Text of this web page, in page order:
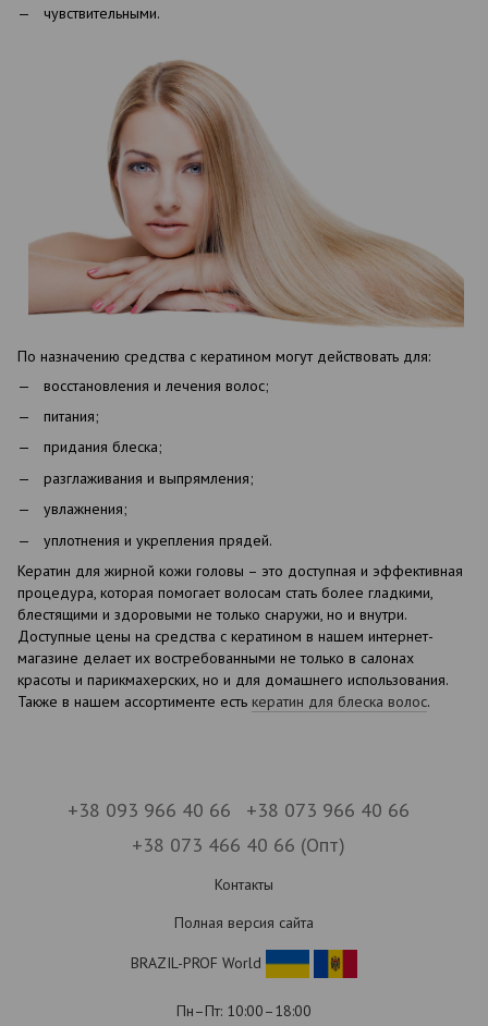
чувствительными.
По назначению средства с кератином могут действовать для:
восстановления и лечения волос;
питания;
придания блеска;
разглаживания и выпрямления;
увлажнения;
уплотнения и укрепления прядей.
Кератин для жирной кожи головы – это доступная и эффективная
процедура, которая помогает волосам стать более гладкими,
блестящими и здоровыми не только снаружи, но и внутри.
Доступные цены на средства с кератином в нашем интернет-
магазине делает их востребованными не только в салонах
красоты и парикмахерских, но и для домашнего использования.
Также в нашем ассортименте есть кератин для блеска волос.
+38 093 966 40 66
+38 073 966 40 66
+38 073 466 40 66 (Опт)
Контакты
Полная версия сайта
BRAZIL-PROF World
Пн–Пт: 10:00–18:00